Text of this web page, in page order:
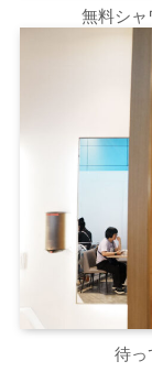
無料シ
待っ